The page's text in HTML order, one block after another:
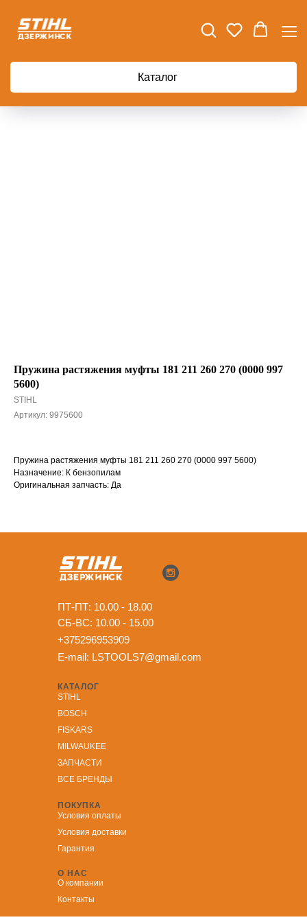
Каталог
Пружина растяжения муфты 181 211 260 270 (0000 997
5600)
STIHL
Артикул: 9975600
Пружина растяжения муфты 181 211 260 270 (0000 997 5600)
Назначение: К бензопилам
Оригинальная запчасть: Да
КАТАЛОГ
STIHL
BOSCH
FISKARS
MILWAUKEE
ЗАПЧАСТИ
ВСЕ БРЕНДЫ
ПОКУПКА
Условия оплаты
Условия доставки
Гарантия
О НАС
О компании
Контакты
ПТ-ПТ: 10.00 - 18.00
СБ-ВС: 10.00 - 15.00
+375296953909
E-mail: LSTOOLS7@gmail.com